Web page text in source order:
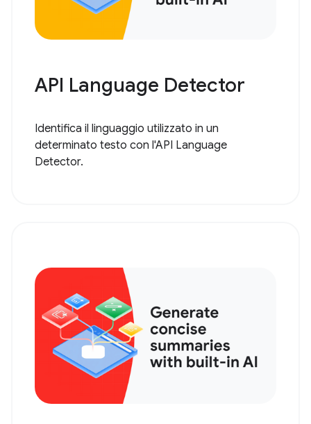
API Language Detector
Identifica il linguaggio utilizzato in un
determinato testo con l'API Language
Detector.